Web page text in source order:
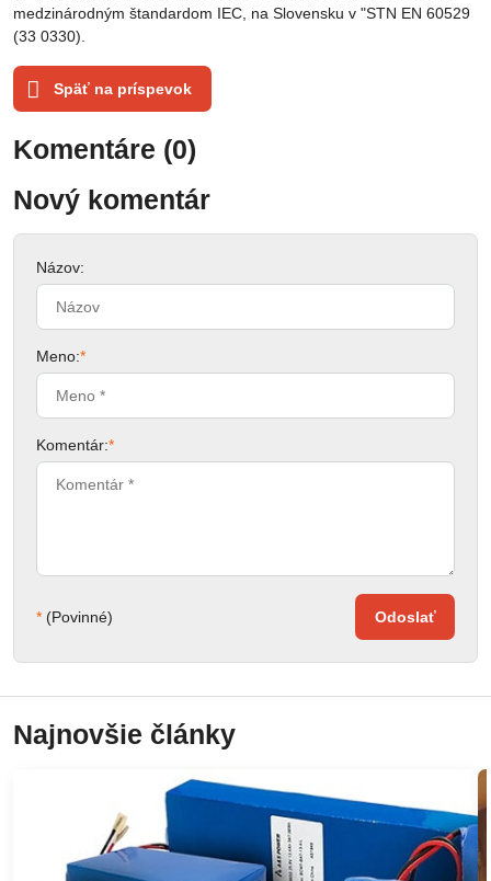
medzinárodným štandardom IEC, na Slovensku v "STN EN 60529
(33 0330).
Späť na príspevok
Komentáre (0)
Nový komentár
Názov:
Meno:*
Komentár:*
* (Povinné) Odoslať
Najnovšie články